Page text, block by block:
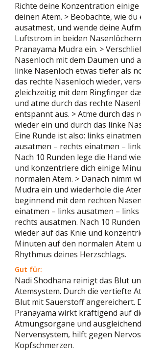
Richte deine Konzentration
deinen Atem. > Beobachte, wie du
ausatmest, und wende deine
Luftstrom in beiden
Pranayama Mudra ein. >
Nasenloch mit dem Daumen und
linke Nasenloch etwas tiefer als
das rechte Nasenloch wieder,
gleichzeitig mit dem Ringfinger
und atme durch das rechte
entspannt aus. > Atme durch das
wieder ein und durch das linke
Eine Runde ist also: links
ausatmen – rechts einatmen –
Nach 10 Runden lege die Hand
und konzentriere dich einige
normalen Atem. > Danach nimm
Mudra ein und wiederhole die
beginnend mit dem rechten
einatmen – links ausatmen –
rechts ausatmen. Nach 10
wieder auf das Knie und
Minuten auf den normalen Atem
Rhythmus deines Herzschlags.
Gut für:
Nadi Shodhana reinigt das Blut
Atemsystem. Durch die vertiefte
Blut mit Sauerstoff angereichert.
Pranayama wirkt kräftigend auf
Atmungsorgane und
Nervensystem, hilft gegen
Kopfschmerzen.